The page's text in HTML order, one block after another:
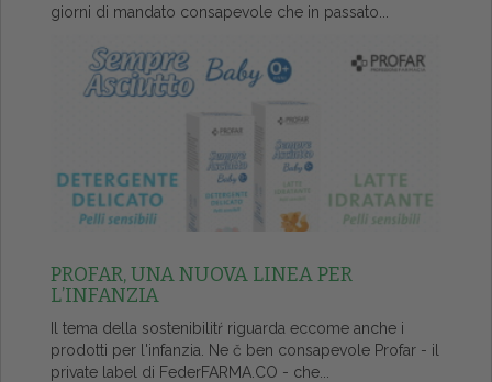
giorni di mandato consapevole che in passato...
PROFAR, UNA NUOVA LINEA PER
L’INFANZIA
Il tema della sostenibilitŕ riguarda eccome anche i
prodotti per l'infanzia. Ne č ben consapevole Profar - il
private label di FederFARMA.CO - che...